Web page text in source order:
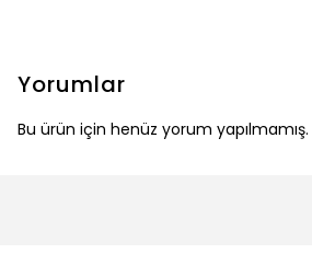
Yorumlar
Bu ürün için henüz yorum yapılmamış.